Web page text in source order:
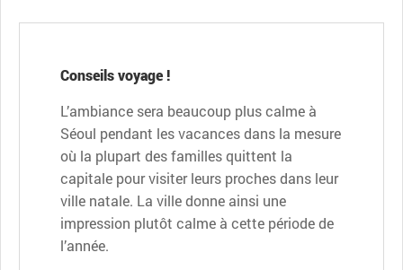
Conseils voyage !
L’ambiance sera beaucoup plus calme à
Séoul pendant les vacances dans la mesure
où la plupart des familles quittent la
capitale pour visiter leurs proches dans leur
ville natale. La ville donne ainsi une
impression plutôt calme à cette période de
l’année.